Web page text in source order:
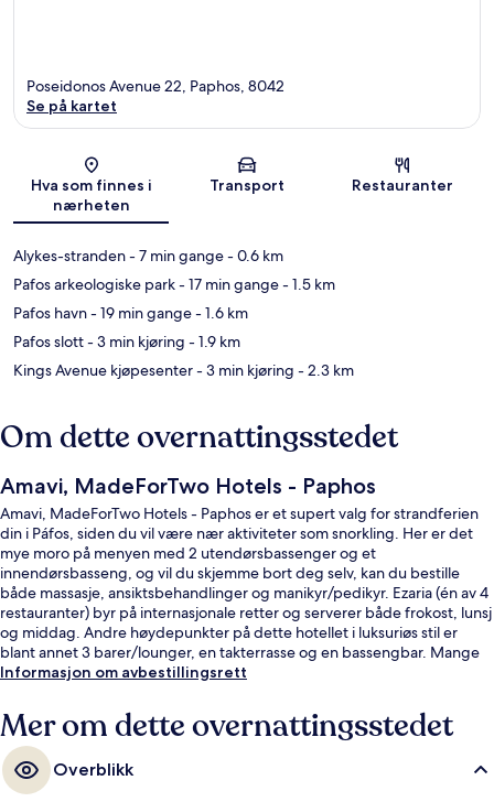
Kart
Poseidonos Avenue 22, Paphos, 8042
Se på kartet
Hva som finnes i
nærheten
Transport Restauranter
Alykes-stranden- 7 min gange- 0.6 km
Pafos arkeologiske park- 17 min gange- 1.5 km
Pafos havn- 19 min gange- 1.6 km
Pafos slott- 3 min kjøring - 1.9 km
Kings Avenue kjøpesenter- 3 min kjøring - 2.3 km
Om dette overnattingsstedet
Amavi, MadeForTwo Hotels - Paphos
Amavi, MadeForTwo Hotels - Paphos er et supert valg for strandferien
din i Páfos, siden du vil være nær aktiviteter som snorkling. Her er det
mye moro på menyen med 2 utendørsbassenger og et
innendørsbasseng, og vil du skjemme bort deg selv, kan du bestille
både massasje, ansiktsbehandlinger og manikyr/pedikyr. Ezaria (én av 4
restauranter) byr på internasjonale retter og serverer både frokost, lunsj
og middag. Andre høydepunkter på dette hotellet i luksuriøs stil er
blant annet 3 barer/lounger, en takterrasse og en bassengbar. Mange
reisende liker den vennlige betjeningen.
Informasjon om avbestillingsrett
Mer om dette overnattingsstedet
Overblikk